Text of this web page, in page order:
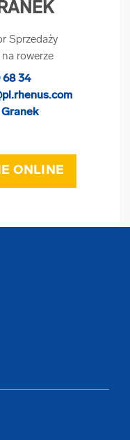
Sprzedaży
na rowerze
68 34
ONLINE